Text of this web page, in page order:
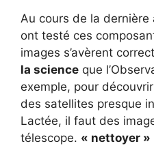
Au cours de la dernière
ont testé ces
images s’avèrent
la science que
exemple, pour
des satellites presque
Lactée, il faut des
télescope. « nettoyer »